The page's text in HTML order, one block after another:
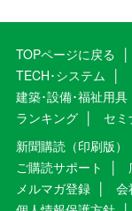
TOPページに戻る
TECH･システム
建築･設備･福祉用具
ランキング
セミ
新聞購読（印刷版）
ご購読サポート
メルマガ登録
会